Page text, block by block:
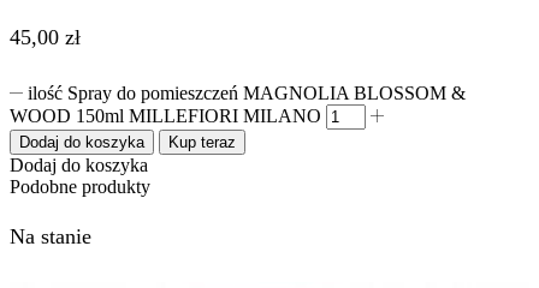
45,00 zł
ilość Spray do pomieszczeń MAGNOLIA BLOSSOM &
WOOD 150ml MILLEFIORI MILANO
Dodaj do koszyka Kup teraz
Dodaj do koszyka
Podobne produkty
Na stanie